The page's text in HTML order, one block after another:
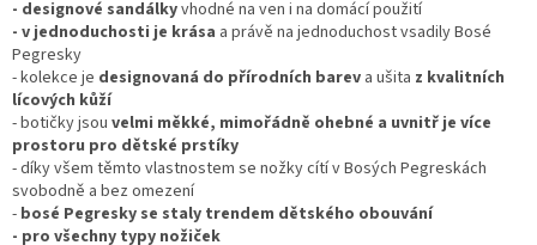
- designové sandálkyvhodné na ven i na domácí použití
- v jednoduchosti je krása a právě na jednoduchost vsadily Bosé
Pegresky
- kolekce je designovaná do přírodních barev a ušita z kvalitních
lícových kůží
- botičky jsou velmi měkké, mimořádně ohebné a uvnitř je více
prostoru pro dětské prstíky
- díky všem těmto vlastnostem se nožky cítí v Bosých Pegreskách
svobodně a bez omezení
- bosé Pegresky se staly trendem dětského obouvání
- pro všechny typy nožiček